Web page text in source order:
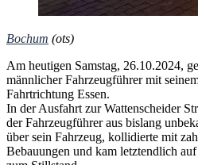
Bochum (ots)
Am heutigen Samstag, 26.10.2024,
männlicher Fahrzeugführer mit
Fahrtrichtung Essen.
In der Ausfahrt zur Wattenscheider
der Fahrzeugführer aus bislang
über sein Fahrzeug, kollidierte mit
Bebauungen und kam letztendlich